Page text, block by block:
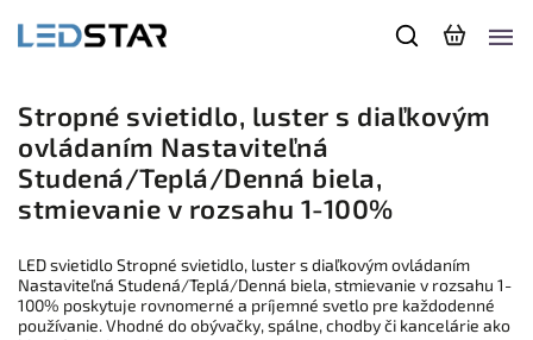
Stropné svietidlo, luster s diaľkovým
ovládaním Nastaviteľná
Studená/Teplá/Denná biela,
stmievanie v rozsahu 1-100%
LED svietidlo Stropné svietidlo, luster s diaľkovým ovládaním
Nastaviteľná Studená/Teplá/Denná biela, stmievanie v rozsahu 1-
100% poskytuje rovnomerné a príjemné svetlo pre každodenné
používanie. Vhodné do obývačky, spálne, chodby či kancelárie ako